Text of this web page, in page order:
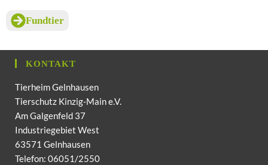
Fundtier
KONTAKT
Tierheim Gelnhausen
Tierschutz Kinzig-Main e.V.
Am Galgenfeld 37
Industriegebiet West
63571 Gelnhausen
Telefon: 06051/2550